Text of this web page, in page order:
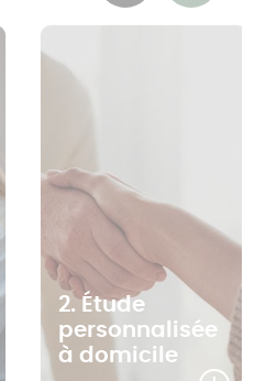
2. Étude
personnalisée
à domicile